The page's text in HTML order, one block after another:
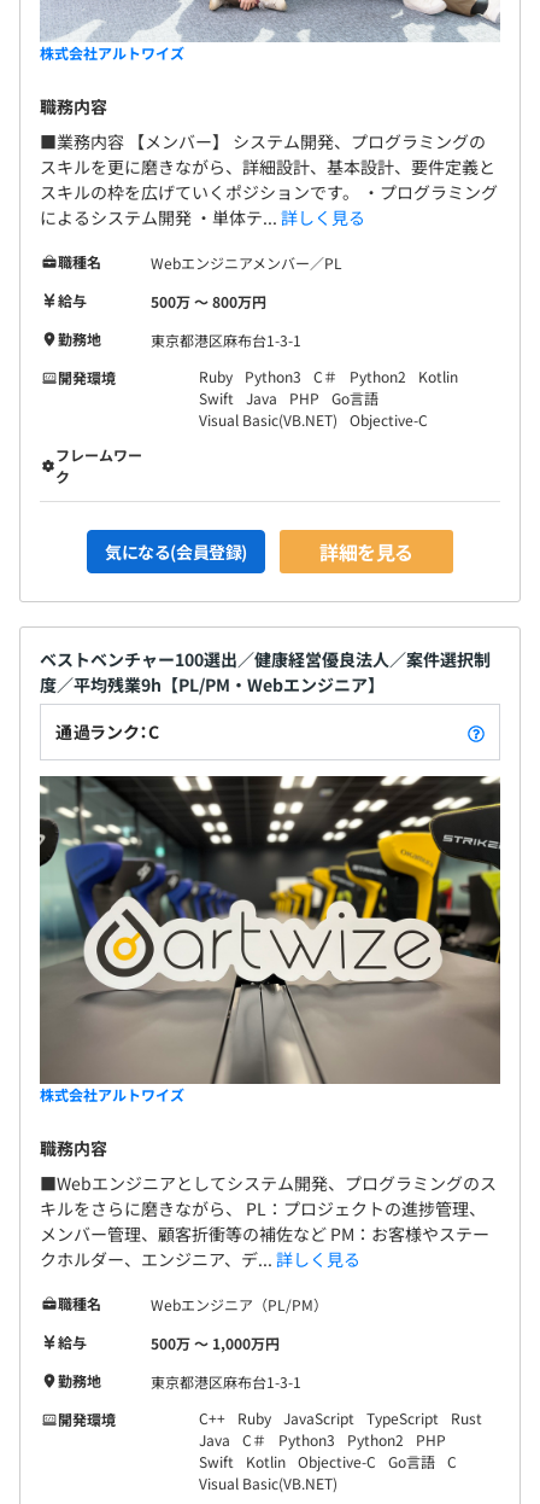
株式会社アルトワイズ
職務内容
■業務内容 【メンバー】 システム開発、プログラミングの
スキルを更に磨きながら、詳細設計、基本設計、要件定義と
スキルの枠を広げていくポジションです。 ・プログラミング
によるシステム開発 ・単体テ... 詳しく見る
職種名
Webエンジニアメンバー／PL
給与
500万 〜 800万円
勤務地
東京都港区麻布台1-3-1
開発環境
Ruby Python3 C＃ Python2
Kotlin
Swift
Java PHP
Go言語
Visual Basic(VB.NET)
Objective-C
フレームワー
ク
気になる(会員登録) 詳細を見る
ベストベンチャー100選出／健康経営優良法人／案件選択制
度／平均残業9h【PL/PM・Webエンジニア】
通過ランク：C
株式会社アルトワイズ
職務内容
■Webエンジニアとしてシステム開発、プログラミングのス
キルをさらに磨きながら、 PL：プロジェクトの進捗管理、
メンバー管理、顧客折衝等の補佐など PM：お客様やステー
クホルダー、エンジニア、デ... 詳しく見る
職種名
Webエンジニア（PL/PM）
給与
500万 〜 1,000万円
勤務地
東京都港区麻布台1-3-1
開発環境
C++ Ruby JavaScript TypeScript
Rust
Java
C＃ Python3 Python2
PHP
Swift
Kotlin Objective-C Go言語 C
Visual Basic(VB.NET)